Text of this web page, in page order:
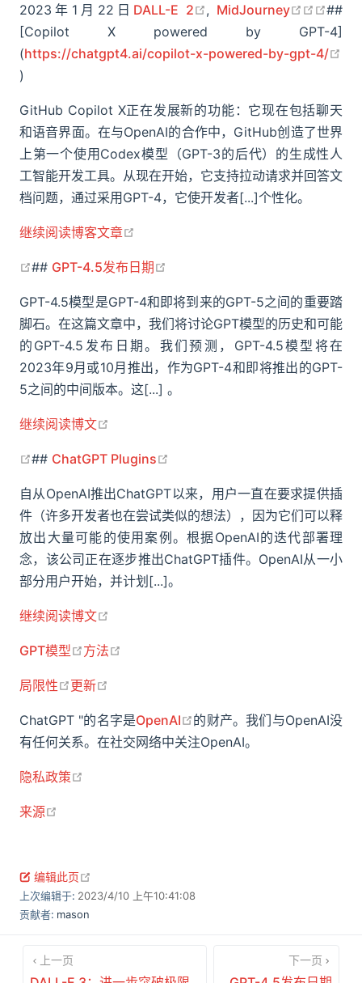
2023年1月22日 DALL-E 2 open in new window
, MidJourney open in
open
open
##
[Copilot X powered by GPT-4]
(https://chatgpt4.ai/copilot-x-powered-by-gpt-4/
open in new window
)
GitHub Copilot X正在发展新的功能：它现在包括聊天
和语音界面。在与OpenAI的合作中，GitHub创造了世界
上第一个使用Codex模型（GPT-3的后代）的生成性人
工智能开发工具。从现在开始，它支持拉动请求并回答文
档问题，通过采用GPT-4，它使开发者[...]个性化。
继续阅读博客文章
open in new window
## GPT-4.5发布日期
GPT-4.5模型是GPT-4和即将到来的GPT-5之间的重要踏
脚石。在这篇文章中，我们将讨论GPT模型的历史和可能
的GPT-4.5发布日期。我们预测，GPT-4.5模型将在
2023年9月或10月推出，作为GPT-4和即将推出的GPT-
5之间的中间版本。这[...] 。
继续阅读博文
open in new window
## ChatGPT Plugins
自从OpenAI推出ChatGPT以来，用户一直在要求提供插
件（许多开发者也在尝试类似的想法），因为它们可以释
放出大量可能的使用案例。根据OpenAI的迭代部署理
念，该公司正在逐步推出ChatGPT插件。OpenAI从一小
部分用户开始，并计划[...]。
继续阅读博文
GPT模型 open in new window
方法
局限性 open in new window
更新
ChatGPT "的名字是OpenAI open in new window
的财产。我们与OpenAI没
有任何关系。在社交网络中关注OpenAI。
隐私政策
来源
编辑此页
上次编辑于: 2023/4/10 上午10:41:08
贡献者: mason
上一页 下一页